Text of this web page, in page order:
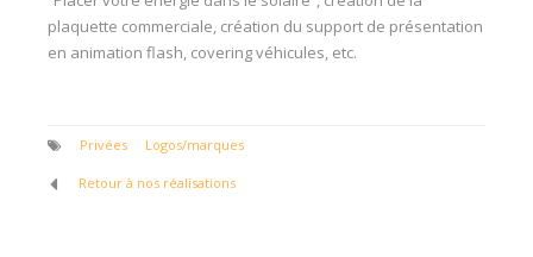
plaquette commerciale, création du support de présentation
en animation flash, covering véhicules, etc.
Privées Logos/marques
Retour à nos réalisations